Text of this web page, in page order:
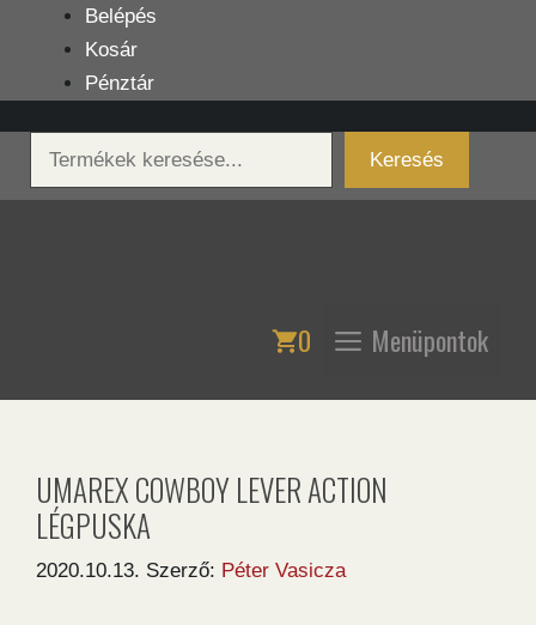
tartalomba
Belépés
Kosár
Pénztár
Keresés
Keresés
0 Menüpontok
UMAREX COWBOY LEVER ACTION
LÉGPUSKA
2020.10.13. Szerző: Péter Vasicza